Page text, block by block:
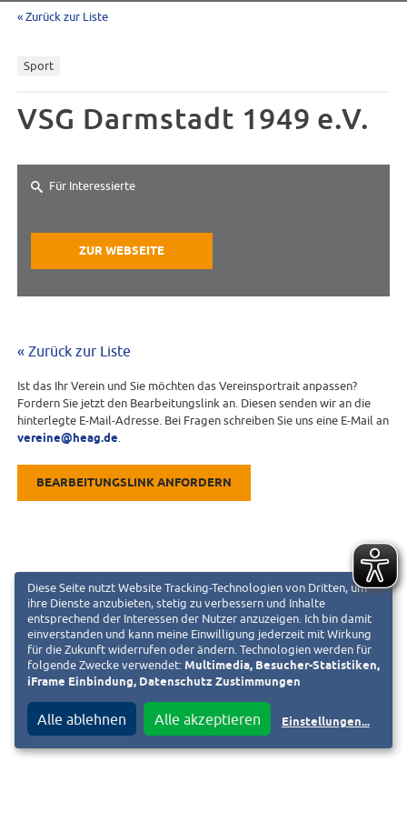
« Zurück zur Liste
Sport
VSG Darmstadt 1949 e.V.
Für Interessierte
ZUR WEBSEITE
« Zurück zur Liste
Ist das Ihr Verein und Sie möchten das Vereinsportrait anpassen?
Fordern Sie jetzt den Bearbeitungslink an. Diesen senden wir an die
hinterlegte E-Mail-Adresse. Bei Fragen schreiben Sie uns eine E-Mail an
vereine@heag.de
BEARBEITUNGSLINK ANFORDERN
Diese Seite nutzt Website Tracking-Technologien von Dritten, um
ihre Dienste anzubieten, stetig zu verbessern und Inhalte
entsprechend der Interessen der Nutzer anzuzeigen. Ich bin damit
einverstanden und kann meine Einwilligung jederzeit mit Wirkung
für die Zukunft widerrufen oder ändern. Technologien werden für
folgende Zwecke verwendet: Multimedia, Besucher-Statistiken,
iFrame Einbindung, Datenschutz Zustimmungen
Alle ablehnen Alle akzeptieren Einstellungen...